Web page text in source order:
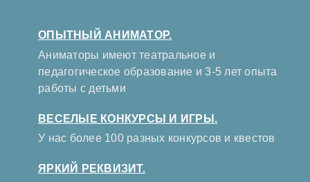
ОПЫТНЫЙ АНИМАТОР.
Аниматоры имеют театральное и
педагогическое образование и 3-5 лет опыта
работы с детьми
ВЕСЕЛЫЕ КОНКУРСЫ И ИГРЫ.
У нас более 100 разных конкурсов и квестов
ЯРКИЙ РЕКВИЗИТ.